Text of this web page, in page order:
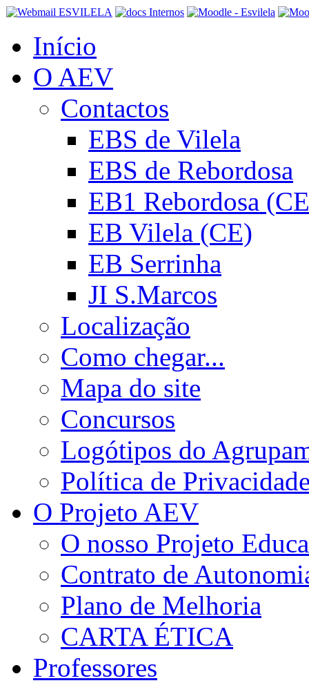
Início
O AEV
Contactos
EBS de Vilela
EBS de Rebordosa
EB1 Rebordosa
EB Vilela (CE)
EB Serrinha
JI S.Marcos
Localização
Como chegar...
Mapa do site
Concursos
Logótipos do
Política de
O Projeto AEV
O nosso Projeto
Contrato de
Plano de Melhoria
CARTA ÉTICA
Professores